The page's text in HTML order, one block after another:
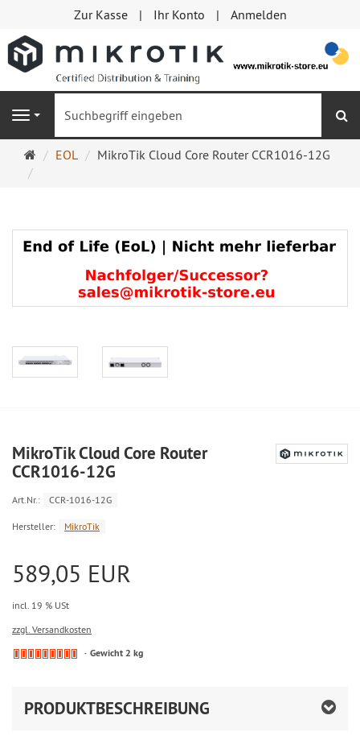
Zur Kasse Ihr Konto Anmelden
Navigation
Startseite
EOL MikroTik Cloud Core Router CCR1016-12G
MikroTik Cloud Core Router
CCR1016-12G
Art.Nr.: CCR-1016-12G
Hersteller: MikroTik
589,05 EUR
incl. 19 % USt
zzgl. Versandkosten
Gewicht 2 kg
PRODUKTBESCHREIBUNG